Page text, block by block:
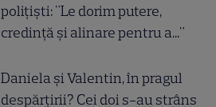
polițiști: "Le dorim putere,
credință și alinare pentru a..."
Daniela și Valentin, în pragul
despărțirii? Cei doi s-au strâns